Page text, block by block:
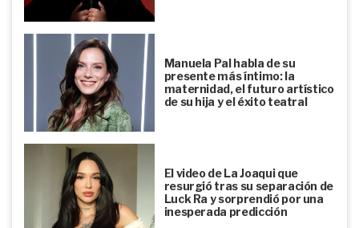
Manuela Pal habla de su
presente más íntimo: la
maternidad, el futuro artístico
de su hija y el éxito teatral
El video de La Joaqui que
resurgió tras su separación de
Luck Ra y sorprendió por una
inesperada predicción